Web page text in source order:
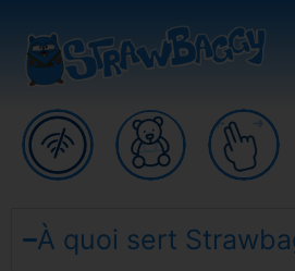
À quoi sert